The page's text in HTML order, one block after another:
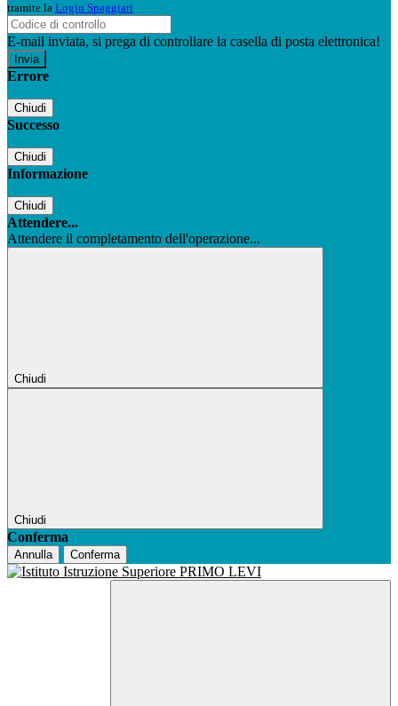
tramite la Login Spaggiari
E-mail inviata, si prega di controllare la casella di posta elettronica!
Errore
Chiudi
Successo
Chiudi
Informazione
Chiudi
Attendere...
Attendere il completamento dell'operazione...
Chiudi
Chiudi
Conferma
Annulla Conferma